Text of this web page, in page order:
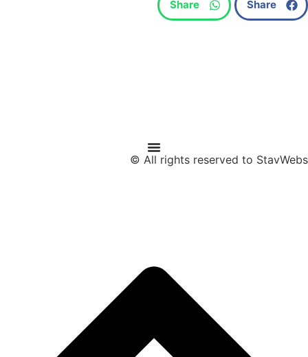
Share
Share
All rights reserved to StavWebs ©